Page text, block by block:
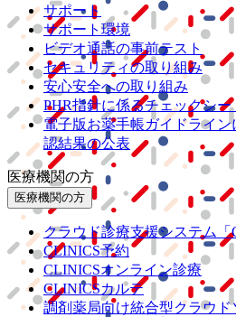
サポート
サポート環境
ビデオ通話の事前テスト
セキュリティの取り組み
安心安全への取り組み
PHR指針に係るチェックシ
電子版お薬手帳ガイドライ
認結果の公表
医療機関の方
医療機関の方
クラウド診療支援システム
CLINICS予約
CLINICSオンライン診療
CLINICSカルテ
調剤薬局向け統合型クラウド